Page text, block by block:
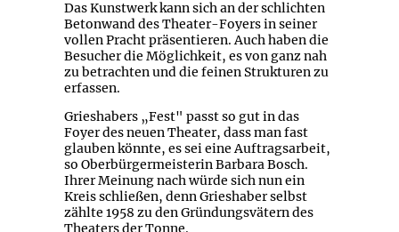
Das Kunstwerk kann sich an der schlichten
Betonwand des Theater-Foyers in seiner
vollen Pracht präsentieren. Auch haben die
Besucher die Möglichkeit, es von ganz nah
zu betrachten und die feinen Strukturen zu
erfassen.
Grieshabers „Fest" passt so gut in das
Foyer des neuen Theater, dass man fast
glauben könnte, es sei eine Auftragsarbeit,
so Oberbürgermeisterin Barbara Bosch.
Ihrer Meinung nach würde sich nun ein
Kreis schließen, denn Grieshaber selbst
zählte 1958 zu den Gründungsvätern des
Theaters der Tonne.